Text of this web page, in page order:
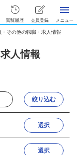
閲覧履歴 会員登録 メニュー
・その他の転職・求人情報
人情報
絞り込む
選択
選択